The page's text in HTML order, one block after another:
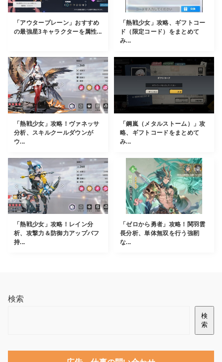
「アウタープレーン」おすすめ
の最強星3キャラクターを属性...
「熱戦少女」攻略、ギフトコー
ド（限定コード）をまとめて
み...
「熱戦少女」攻略！ヴァネッサ
分析、スキルクールダウンが
ウ...
「鋼嵐（メタルストーム）」攻
略、ギフトコードをまとめて
み...
「熱戦少女」攻略！レイン分
析、攻撃力＆防御力アップバフ
持...
「ゼロから勇者」攻略！関羽雲
長分析、単体無双を行う強靭
な...
検索
検
索